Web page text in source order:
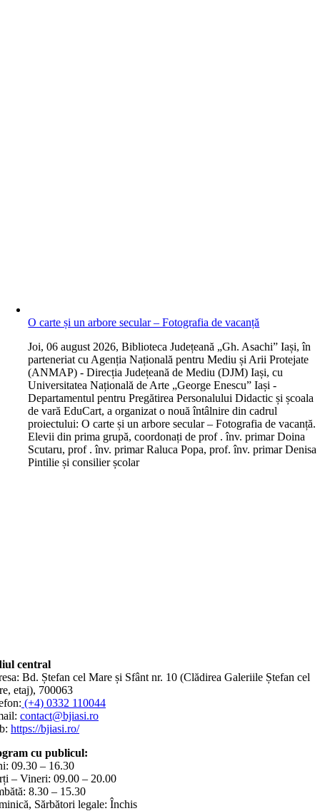
O carte și un arbore secular – Fotografia de vacanță
Joi, 06 august 2026, Biblioteca Județeană „Gh. Asachi” Iași, în
parteneriat cu Agenția Națională pentru Mediu și Arii Protejate
(ANMAP) - Direcția Județeană de Mediu (DJM) Iași, cu
Universitatea Națională de Arte „George Enescu” Iași -
Departamentul pentru Pregătirea Personalului Didactic și școala
de vară EduCart, a organizat o nouă întâlnire din cadrul
proiectului: O carte și un arbore secular – Fotografia de vacanță.
Elevii din prima grupă, coordonați de prof . înv. primar Doina
Scutaru, prof . înv. primar Raluca Popa, prof. înv. primar Denisa
Pintilie și consilier școlar
central
Bd. Ștefan cel Mare și Sfânt nr. 10 (Clădirea Galeriile Ștefan cel
etaj), 700063
(+4) 0332 110044
contact@bjiasi.ro
https://bjiasi.ro/
cu publicul:
09.30 – 16.30
– Vineri: 09.00 – 20.00
8.30 – 15.30
Sărbători legale: Închis